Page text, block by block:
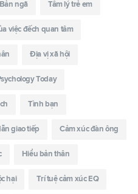
Bản ngã Tâm lý trẻ em
việc đếch quan tâm
Địa vị xã hội
Today
Tình bạn
giao tiếp Cảm xúc đàn ông
Hiểu bản thân
hại Trí tuệ cảm xúc EQ